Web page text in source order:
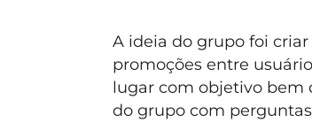
A ideia do grupo foi
promoções entre
lugar com objetivo bem
do grupo com